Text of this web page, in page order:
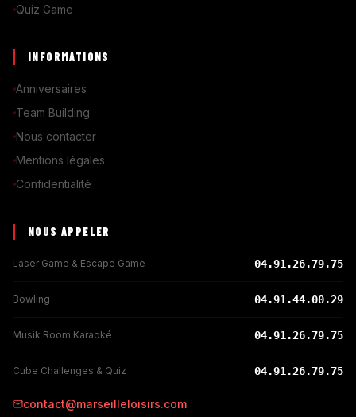
Quiz Game
INFORMATIONS
Anniversaires
Team Building
Nous contacter
Mentions légales
Confidentialité
NOUS APPELER
Laser Game & Escape Game 04.91.26.79.75
Bowling 04.91.44.00.29
Musik Room Karaoké 04.91.26.79.75
Cube Challenges & Quiz 04.91.26.79.75
contact@marseilleloisirs.com